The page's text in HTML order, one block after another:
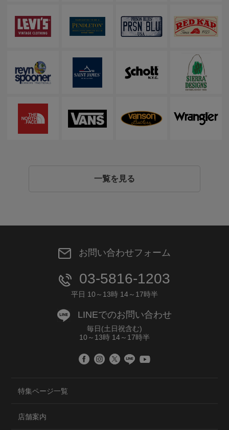
一覧を見る
お問い合わせフォーム
03-5816-1203
平日 10～13時 14～17時半
LINEでのお問い合わせ
毎日(土日祝含む)
10～13時 14～17時半
特集ページ一覧
店舗案内